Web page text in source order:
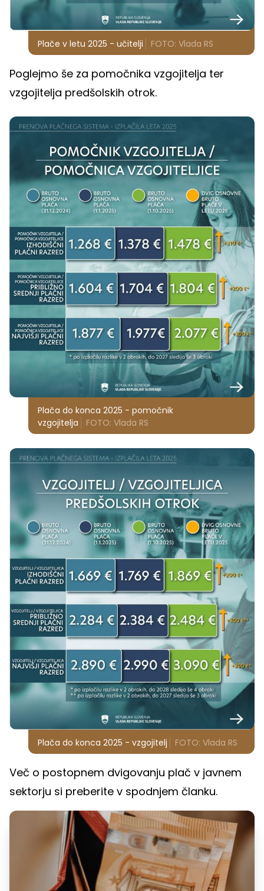
Plače v letu 2025 - učitelji FOTO: Vlada RS
Poglejmo še za pomočnika vzgojitelja ter
vzgojitelja predšolskih otrok.
Plača do konca 2025 - pomočnik
vzgojitelja
FOTO: Vlada RS
Plača do konca 2025 - vzgojitelj FOTO: Vlada RS
Več o postopnem dvigovanju plač v javnem
sektorju si preberite v spodnjem članku.